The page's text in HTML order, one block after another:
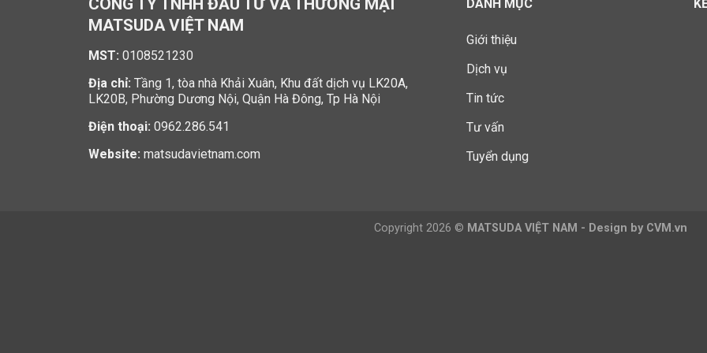
CÔNG TY TNHH ĐẦU TƯ VÀ THƯƠNG MẠI
MATSUDA VIỆT NAM
MST: 0108521230
Địa chỉ: Tầng 1, tòa nhà Khải Xuân, Khu đất dịch vụ LK20A,
LK20B, Phường Dương Nội, Quận Hà Đông, Tp Hà Nội
Điện thoại: 0962.286.541
Website: matsudavietnam.com
DANH MỤC
Giới thiệu
Dịch vụ
Tin tức
Tư vấn
Tuyển dụng
Copyright 2026 © MATSUDA VIỆT NAM - Design by CVM.vn